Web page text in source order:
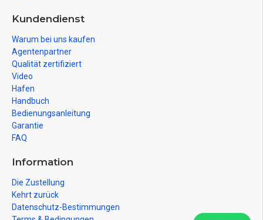
Kundendienst
Warum bei uns kaufen
Agentenpartner
Qualität zertifiziert
Video
Hafen
Handbuch
Bedienungsanleitung
Garantie
FAQ
Information
Die Zustellung
Kehrt zurück
Datenschutz-Bestimmungen